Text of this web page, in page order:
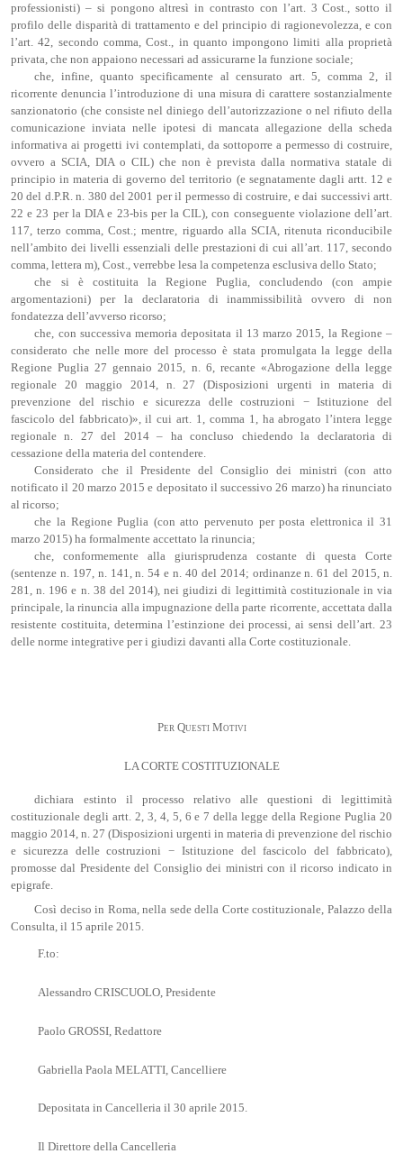
professionisti) – si pongono altresì in contrasto con l’art. 3 Cost., sotto il
profilo delle disparità di trattamento e del principio di ragionevolezza, e con
l’art. 42, secondo comma, Cost., in quanto impongono limiti alla proprietà
privata, che non appaiono necessari ad assicurarne la funzione sociale;
che, infine, quanto specificamente al censurato art. 5, comma 2, il
ricorrente denuncia l’introduzione di una misura di carattere sostanzialmente
sanzionatorio (che consiste nel diniego dell’autorizzazione o nel rifiuto della
comunicazione inviata nelle ipotesi di mancata allegazione della scheda
informativa ai progetti ivi contemplati, da sottoporre a permesso di costruire,
ovvero a SCIA, DIA o CIL) che non è prevista dalla normativa statale di
principio in materia di governo del territorio (e segnatamente dagli artt. 12 e
20 del d.P.R. n. 380 del 2001 per il permesso di costruire, e dai successivi artt.
22 e 23 per la DIA e 23-bis per la CIL), con conseguente violazione dell’art.
117, terzo comma, Cost.; mentre, riguardo alla SCIA, ritenuta riconducibile
nell’ambito dei livelli essenziali delle prestazioni di cui all’art. 117, secondo
comma, lettera m), Cost., verrebbe lesa la competenza esclusiva dello Stato;
che si è costituita la Regione Puglia, concludendo (con ampie
argomentazioni) per la declaratoria di inammissibilità ovvero di non
fondatezza dell’avverso ricorso;
che, con successiva memoria depositata il 13 marzo 2015, la Regione –
considerato che nelle more del processo è stata promulgata la legge della
Regione Puglia 27 gennaio 2015, n. 6, recante «Abrogazione della legge
regionale 20 maggio 2014, n. 27 (Disposizioni urgenti in materia di
prevenzione del rischio e sicurezza delle costruzioni − Istituzione del
fascicolo del fabbricato)», il cui art. 1, comma 1, ha abrogato l’intera legge
regionale n. 27 del 2014 – ha concluso chiedendo la declaratoria di
cessazione della materia del contendere.
Considerato che il Presidente del Consiglio dei ministri (con atto
notificato il 20 marzo 2015 e depositato il successivo 26 marzo) ha rinunciato
al ricorso;
che la Regione Puglia (con atto pervenuto per posta elettronica il 31
marzo 2015) ha formalmente accettato la rinuncia;
che, conformemente alla giurisprudenza costante di questa Corte
(sentenze n. 197, n. 141, n. 54 e n. 40 del 2014; ordinanze n. 61 del 2015, n.
281, n. 196 e n. 38 del 2014), nei giudizi di legittimità costituzionale in via
principale, la rinuncia alla impugnazione della parte ricorrente, accettata dalla
resistente costituita, determina l’estinzione dei processi, ai sensi dell’art. 23
delle norme integrative per i giudizi davanti alla Corte costituzionale.
Per Questi Motivi
LA CORTE COSTITUZIONALE
dichiara estinto il processo relativo alle questioni di legittimità
costituzionale degli artt. 2, 3, 4, 5, 6 e 7 della legge della Regione Puglia 20
maggio 2014, n. 27 (Disposizioni urgenti in materia di prevenzione del rischio
e sicurezza delle costruzioni − Istituzione del fascicolo del fabbricato),
promosse dal Presidente del Consiglio dei ministri con il ricorso indicato in
epigrafe.
Così deciso in Roma, nella sede della Corte costituzionale, Palazzo della
Consulta, il 15 aprile 2015.
F.to:
Alessandro CRISCUOLO, Presidente
Paolo GROSSI, Redattore
Gabriella Paola MELATTI, Cancelliere
Depositata in Cancelleria il 30 aprile 2015.
Il Direttore della Cancelleria